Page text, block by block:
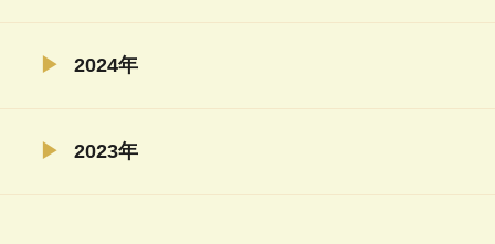
02月（4）
2024年
11月（5）
2023年